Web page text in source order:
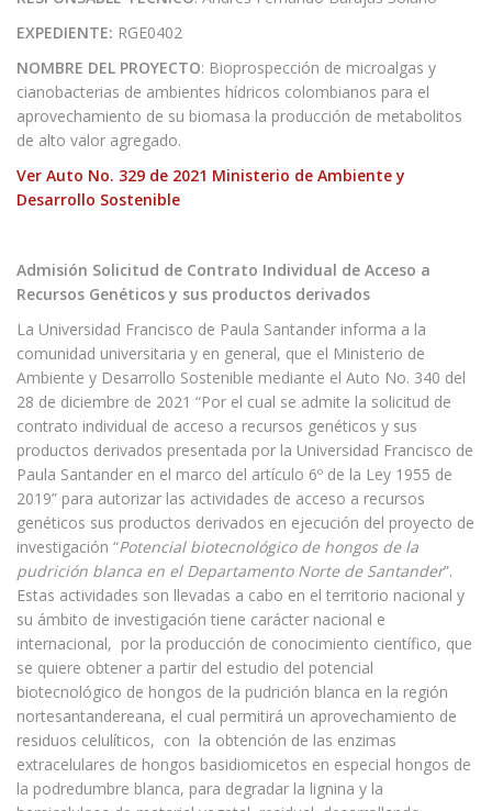
EXPEDIENTE: RGE0402
NOMBRE DEL PROYECTO: Bioprospección de microalgas y
cianobacterias de ambientes hídricos colombianos para el
aprovechamiento de su biomasa la producción de metabolitos
de alto valor agregado.
Ver Auto No. 329 de 2021 Ministerio de Ambiente y
Desarrollo Sostenible
Admisión Solicitud de Contrato Individual de Acceso a
Recursos Genéticos y sus productos derivados
La Universidad Francisco de Paula Santander informa a la
comunidad universitaria y en general, que el Ministerio de
Ambiente y Desarrollo Sostenible mediante el Auto No. 340 del
28 de diciembre de 2021 “Por el cual se admite la solicitud de
contrato individual de acceso a recursos genéticos y sus
productos derivados presentada por la Universidad Francisco de
Paula Santander en el marco del artículo 6º de la Ley 1955 de
2019” para autorizar las actividades de acceso a recursos
genéticos sus productos derivados en ejecución del proyecto de
investigación “Potencial biotecnológico de hongos de la
pudrición blanca en el Departamento Norte de Santander”.
Estas actividades son llevadas a cabo en el territorio nacional y
su ámbito de investigación tiene carácter nacional e
internacional, por la producción de conocimiento científico, que
se quiere obtener a partir del estudio del potencial
biotecnológico de hongos de la pudrición blanca en la región
nortesantandereana, el cual permitirá un aprovechamiento de
residuos celulíticos, con la obtención de las enzimas
extracelulares de hongos basidiomicetos en especial hongos de
la podredumbre blanca, para degradar la lignina y la